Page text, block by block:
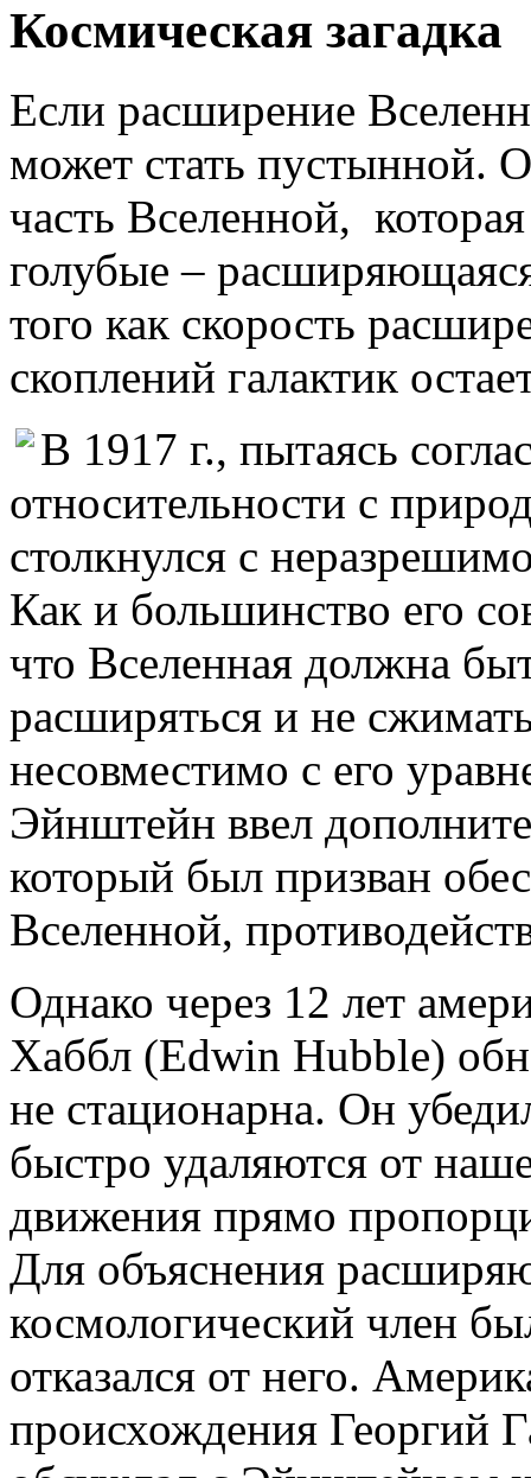
Космическая загадка
Если расширение
может стать пустынной.
часть Вселенной,
голубые –
того как скорость
скоплений галактик
В 1917 г., пытаясь
относительности с
столкнулся с
Как и большинство его
что Вселенная должна
расширяться и не
несовместимо с его
Эйнштейн ввел
который был призван
Вселенной,
Однако через 12 лет
Хаббл (Edwin Hubble)
не стационарна. Он
быстро удаляются от
движения прямо
Для объяснения
космологический член
отказался от него.
происхождения Георгий